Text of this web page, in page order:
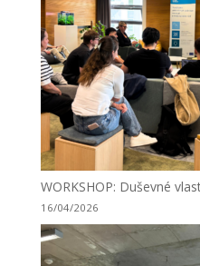
WORKSHOP: Duševné
16/04/2026